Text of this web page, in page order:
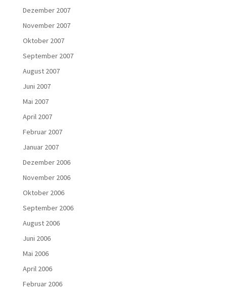
Dezember 2007
November 2007
Oktober 2007
September 2007
August 2007
Juni 2007
Mai 2007
April 2007
Februar 2007
Januar 2007
Dezember 2006
November 2006
Oktober 2006
September 2006
August 2006
Juni 2006
Mai 2006
April 2006
Februar 2006